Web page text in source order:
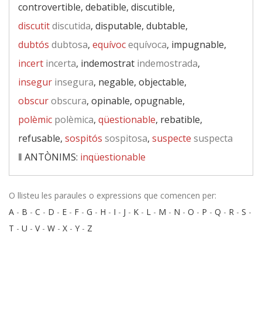
controvertible, debatible, discutible,
discutitdiscutida, disputable, dubtable,
dubtós dubtosa, equívocequívoca, impugnable,
incert incerta, indemostrat indemostrada,
insegur insegura, negable, objectable,
obscurobscura, opinable, opugnable,
polèmic polèmica, qüestionable, rebatible,
refusable, sospitós sospitosa, suspecte suspecta
‖ ANTÒNIMS: inqüestionable
O llisteu les paraules o expressions que comencen per:
A - B - C - D - E - F - G - H - I - J - K - L - M - N - O - P - Q - R - S -
T - U - V- W - X - Y - Z